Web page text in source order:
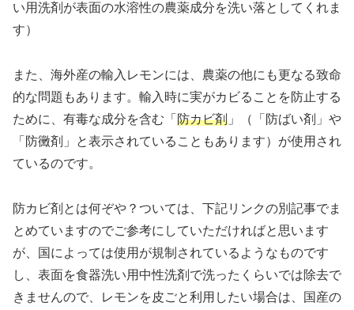
い用洗剤が表面の水溶性の農薬成分を洗い落としてくれま
す）
また、海外産の輸入レモンには、農薬の他にも更なる致命
的な問題もあります。輸入時に実がカビることを防止する
ために、有毒な成分を含む「 防カビ剤 」（「防ばい剤」や
「防黴剤」と表示されていることもあります）が使用され
ているのです。
防カビ剤とは何ぞや？ついては、下記リンクの別記事でま
とめていますのでご参考にしていただければと思います
が、国によっては使用が規制されているようなものです
し、表面を食器洗い用中性洗剤で洗ったくらいでは除去で
きませんので、レモンを皮ごと利用したい場合は、国産の